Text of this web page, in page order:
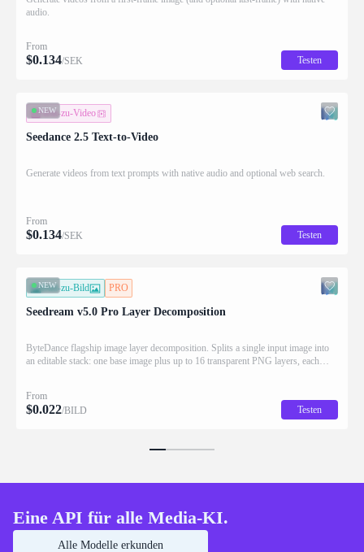
audio.
From
$0.134/SEK Testen
NEW
Text-zu-Video
Seedance 2.5 Text-to-Video
Generate videos from text prompts with native audio and optional web search.
From
$0.134/SEK Testen
NEW
Bild-zu-Bild PRO
Seedream v5.0 Pro Layer Decomposition
ByteDance flagship image layer decomposition. Splits a single input image into
an editable stack: one base image plus up to 16 transparent PNG layers, each
From
$0.022/BILD Testen
Eine API für alle Media-KI.
Alle Modelle erkunden